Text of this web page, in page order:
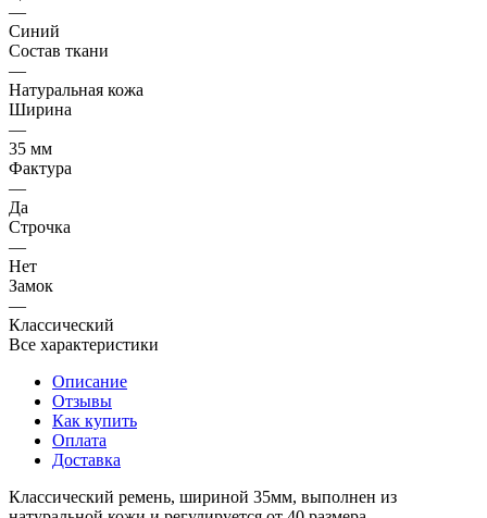
—
Синий
Состав ткани
—
Натуральная кожа
Ширина
—
35 мм
Фактура
—
Да
Строчка
—
Нет
Замок
—
Классический
Все характеристики
Описание
Отзывы
Как купить
Оплата
Доставка
Классический ремень, шириной 35мм, выполнен из